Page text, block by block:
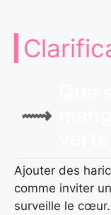
Ajouter des
comme inviter
surveille le